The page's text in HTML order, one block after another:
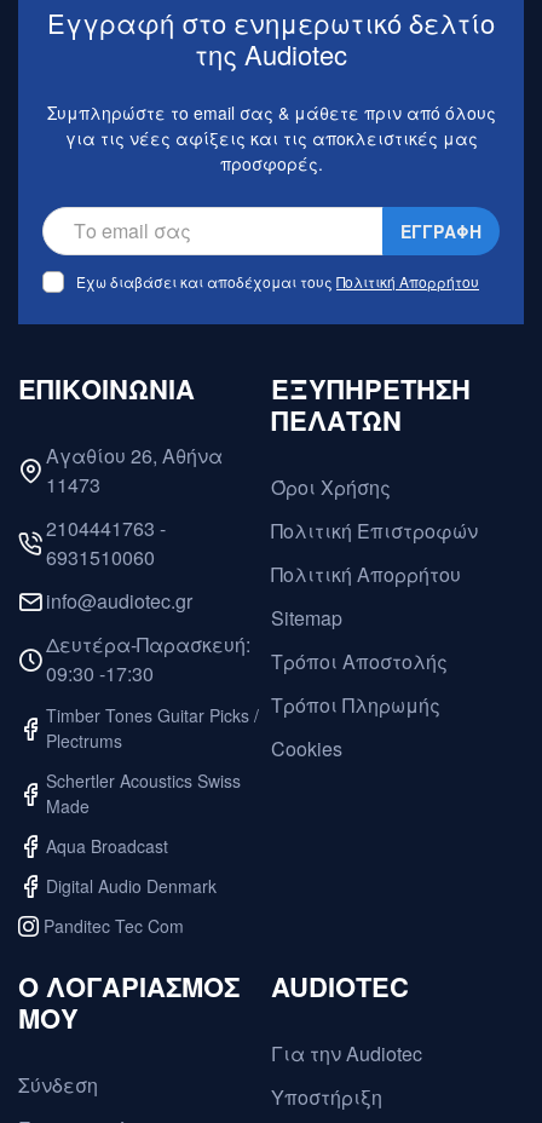
Εγγραφή στο ενημερωτικό δελτίο
της Audiotec
Συμπληρώστε το email σας & μάθετε πριν από όλους
για τις νέες αφίξεις και τις αποκλειστικές μας
προσφορές.
ΕΓΓΡΑΦΗ
Έχω διαβάσει και αποδέχομαι τους Πολιτική Απορρήτου
ΕΠΙΚΟΙΝΩΝΙΑ
Αγαθίου 26, Αθήνα
11473
2104441763 -
6931510060
info@audiotec.gr
Δευτέρα-Παρασκευή:
09:30 -17:30
Timber Tones Guitar Picks /
Plectrums
Schertler Acoustics Swiss
Made
Aqua Broadcast
Digital Audio Denmark
Panditec Tec Com
ΕΞΥΠΗΡΕΤΗΣΗ
ΠΕΛΑΤΩΝ
Όροι Χρήσης
Πολιτική Επιστροφών
Πολιτική Απορρήτου
Sitemap
Τρόποι Αποστολής
Τρόποι Πληρωμής
Cookies
O ΛΟΓΑΡΙΑΣΜΟΣ
ΜΟΥ
Σύνδεση
AUDIOTEC
Για την Audiotec
Υποστήριξη